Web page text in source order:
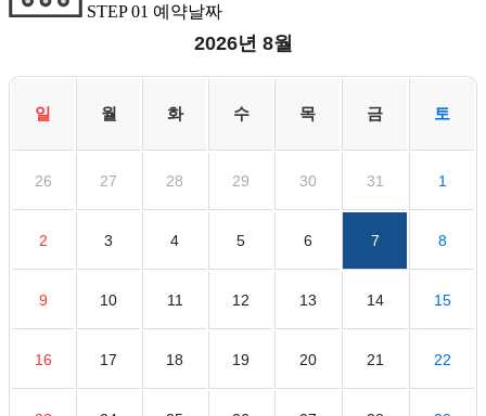
STEP 01 예약날짜
2026년 8월
일 월 화 수 목 금 토
26 27 28 29 30 31 1
2 3 4 5 6 7 8
9 10 11 12 13 14 15
16 17 18 19 20 21 22